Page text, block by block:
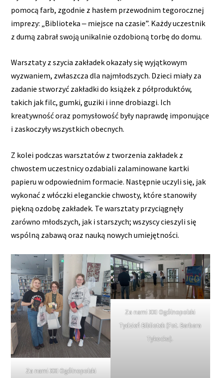
pomocą farb, zgodnie z hasłem przewodnim tegorocznej
imprezy: „Biblioteka ‒ miejsce na czasie”. Każdy uczestnik
z dumą zabrał swoją unikalnie ozdobioną torbę do domu.
Warsztaty z szycia zakładek okazały się wyjątkowym
wyzwaniem, zwłaszcza dla najmłodszych. Dzieci miały za
zadanie stworzyć zakładki do książek z półproduktów,
takich jak filc, gumki, guziki i inne drobiazgi. Ich
kreatywność oraz pomysłowość były naprawdę imponujące
i zaskoczyły wszystkich obecnych.
Z kolei podczas warsztatów z tworzenia zakładek z
chwostem uczestnicy ozdabiali zalaminowane kartki
papieru w odpowiednim formacie. Następnie uczyli się, jak
wykonać z włóczki eleganckie chwosty, które stanowiły
piękną ozdobę zakładek. Te warsztaty przyciągnęły
zarówno młodszych, jak i starszych; wszyscy cieszyli się
wspólną zabawą oraz nauką nowych umiejętności.
Za nami XXI Ogólnopolski
Za nami XXI Ogólnopolski
Tydzień Bibliotek (Fot. Barbara
Tykocka).